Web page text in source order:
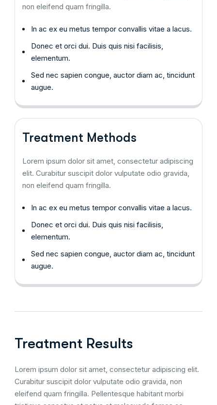
non eleifend quam fringilla.
In ac ex eu metus tempor convallis vitae a lacus.
Donec et orci dui. Duis quis nisi facilisis,
elementum.
Sed nec sapien congue, auctor diam ac, tincidunt
augue.
Treatment Methods
Lorem ipsum dolor sit amet, consectetur adipiscing
elit. Curabitur suscipit dolor vulputate odio gravida,
non eleifend quam fringilla.
In ac ex eu metus tempor convallis vitae a lacus.
Donec et orci dui. Duis quis nisi facilisis,
elementum.
Sed nec sapien congue, auctor diam ac, tincidunt
augue.
Treatment Results
Lorem ipsum dolor sit amet, consectetur adipiscing elit.
Curabitur suscipit dolor vulputate odio gravida, non
eleifend quam fringilla. Pellentesque habitant morbi